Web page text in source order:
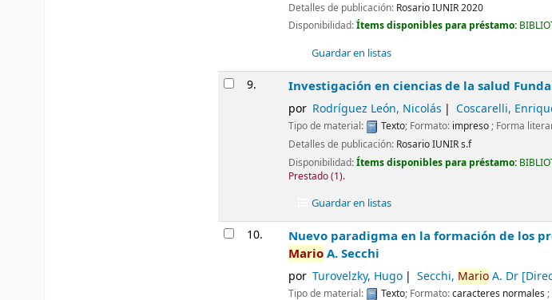
Detalles de publicación: RosarioIUNIR2020
Disponibilidad:Ítems disponibles para préstamo:
Guardar en listas
9. Investigación en ciencias de la salud
por Rodríguez León, Nicolás Coscarelli,
Tipo de material: Texto; Formato: impreso; Forma
Detalles de publicación: RosarioIUNIRs.f
Disponibilidad:Ítems disponibles para préstamo:
Prestado(1).
Guardar en listas
10. Nuevo paradigma en la formación de los
MarioA. Secchi
por Turovelzky, Hugo Secchi, MarioA. Dr
Tipo de material: Texto; Formato:caracteres normales